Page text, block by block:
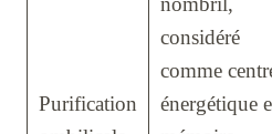
Purification
considéré
comme
énergétique